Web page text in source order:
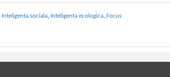
Inteligenta sociala, Inteligenta ecologica, Focus